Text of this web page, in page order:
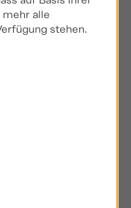
34d
-
der
alle
stehen.